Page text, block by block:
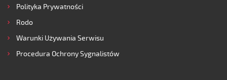
Polityka Prywatności
Rodo
Warunki Używania Serwisu
Procedura Ochrony Sygnalistów